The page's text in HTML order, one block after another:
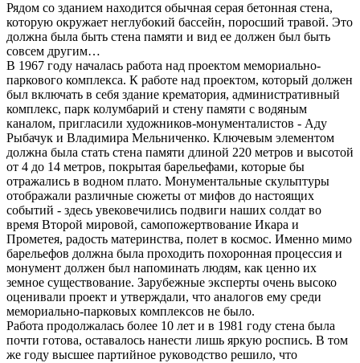
Рядом со зданием находится обычная серая бетонная стена,
которую окружает неглубокий бассейн, поросший травой. Это
должна была быть стена памяти и вид ее должен был быть
совсем другим…
В 1967 году началась работа над проектом мемориально-
паркового комплекса. К работе над проектом, который должен
был включать в себя здание крематория, административный
комплекс, парк колумбарий и стену памяти с водяным
каналом, пригласили художников-монументалистов - Аду
Рыбачук и Владимира Мельниченко. Ключевым элементом
должна была стать стена памяти длиной 220 метров и высотой
от 4 до 14 метров, покрытая барельефами, которые бы
отражались в водном плато. Монументальные скульптуры
отображали различные сюжеты от мифов до настоящих
событий - здесь увековечились подвиги наших солдат во
время Второй мировой, самопожертвование Икара и
Прометея, радость материнства, полет в космос. Именно мимо
барельефов должна была проходить похоронная процессия и
монумент должен был напоминать людям, как ценно их
земное существование. Зарубежные эксперты очень высоко
оценивали проект и утверждали, что аналогов ему среди
мемориально-парковых комплексов не было.
Работа продолжалась более 10 лет и в 1981 году стена была
почти готова, оставалось нанести лишь яркую роспись. В том
же году высшее партийное руководство решило, что